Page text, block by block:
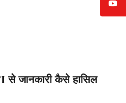
से जानकारी कैसे हासिल